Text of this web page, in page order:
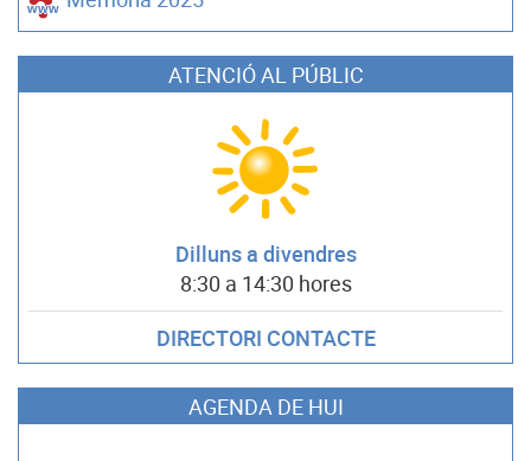
ATENCIÓ AL PÚBLIC
Dilluns a divendres
8:30 a 14:30 hores
DIRECTORI CONTACTE
AGENDA DE HUI